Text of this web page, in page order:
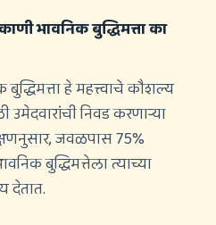
भावनिक बुद्धिमत्ता का
हे महत्त्वाचे कौशल्य
निवड करणाऱ्या
जवळपास 75%
बुद्धिमत्तेला त्याच्या
देतात.